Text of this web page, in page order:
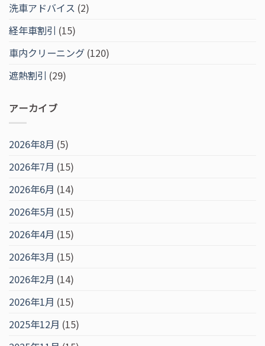
洗車アドバイス (2)
経年車割引 (15)
車内クリーニング (120)
遮熱割引 (29)
アーカイブ
2026年8月 (5)
2026年7月 (15)
2026年6月 (14)
2026年5月 (15)
2026年4月 (15)
2026年3月 (15)
2026年2月 (14)
2026年1月 (15)
2025年12月 (15)